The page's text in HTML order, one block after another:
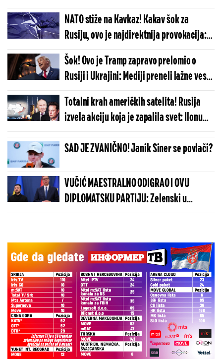
posledice po celu planetu
NATO stiže na Kavkaz! Kakav šok za
Rusiju, ovo je najdirektnija provokacija:
Ova država je krenula jako lošim putem
Šok! Ovo je Tramp zapravo prelomio o
Rusiji i Ukrajini: Mediji preneli lažne vesti,
istina je totalno drugačija
Totalni krah američkih satelita! Rusija
izvela akciju koja je zapalila svet: Ilonu
Masku stigle stravične vesti
SAD JE ZVANIČNO! Janik Siner se povlači?
VUČIĆ MAESTRALNO ODIGRAO I OVU
DIPLOMATSKU PARTIJU: Zelenski u
Beogradu potvrdio - Kosovo je Srbija